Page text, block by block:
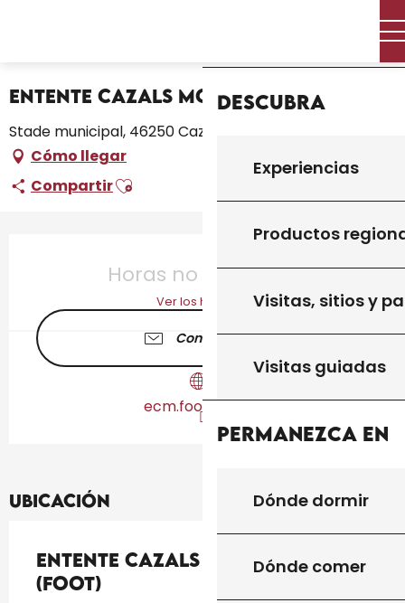
Descubra
Experiencias
Productos
Visitas, sitios y
Visitas guiadas
Permanezca en
Dónde dormir
Dónde comer
Entente Cazals Montcléra (Foot)
Stade municipal, 46250 Cazals
Cómo llegar
CompartirAjouter aux favoris
Horarios y datos de contacto
Horas no resueltas
Ver los horarios
Contáctenos
ecm.footeo.com
Ubicación
Entente Cazals Montcléra
(Foot)